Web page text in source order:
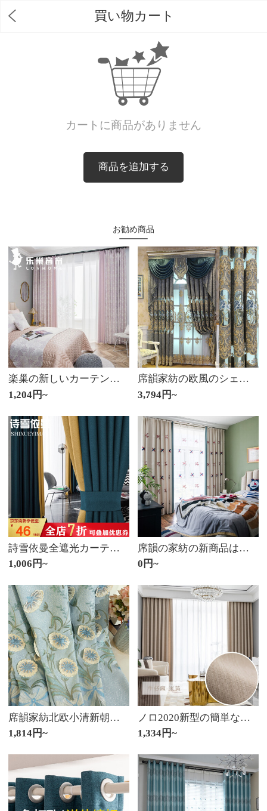
買い物カート
カートに商品がありません
商品を追加する
お勧め商品
楽巢の新しいカーテンの完成品の遮光に厚いカーテンを使って、簡単に現代の寝室のリビングルームのカーテンに付いているフックを使って、紫色の年画（遮光度80%-遮光布を含まない）のように作ってください。
1,204円~
席韻家紡の欧風のシェニールの透かし模様のカーテンの遮光布とカーテンのオーダーメイド幅1メートル*高さ2.7メートルの単価(韓国のしわのフック)が高くなります。
3,794円~
詩雪依曼全遮光カーテンの完成品の厚いカーテン布綿麻は北欧の日除け防風寝室の客間にカーテンがかかっているフックをカスタマイズして色合わせをすることができます。青緑色/黄色-95%全遮光2 m幅*2.7 m高-フック1錠（短くすることができます。）
1,006円~
席韻の家紡の新商品は簡単に漫画の刺繍の麻のカーテンの子供のタイプの寝室の翻って窓の完成品は飛行機の総動員をカスタマイズすることができます。
0円~
席韻家紡北欧小清新朝顔のリビングルームの遮光カーテンのつぼみが咲き始めました。青い布のオーダーメイド幅は1メートル*高さ2.7メートルの単価(ナノリング)が高くなります。
1,814円~
ノロ2020新型の簡単な現代カーテンブルー北欧風リビングルームの床の窓には、窓全体の遮光布の断熱ミッドイエローの4つの爪フック-幅2.5メートル高2.7枚（高さ変更可能）があります。
1,334円~